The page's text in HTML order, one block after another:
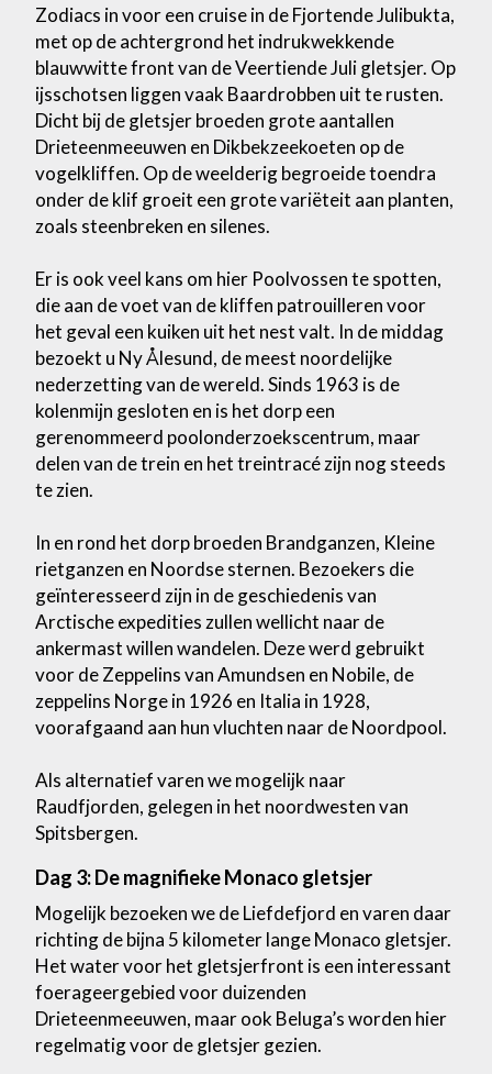
Zodiacs in voor een cruise in de Fjortende Julibukta,
met op de achtergrond het indrukwekkende
blauwwitte front van de Veertiende Juli gletsjer. Op
ijsschotsen liggen vaak Baardrobben uit te rusten.
Dicht bij de gletsjer broeden grote aantallen
Drieteenmeeuwen en Dikbekzeekoeten op de
vogelkliffen. Op de weelderig begroeide toendra
onder de klif groeit een grote variëteit aan planten,
zoals steenbreken en silenes.
Er is ook veel kans om hier Poolvossen te spotten,
die aan de voet van de kliffen patrouilleren voor
het geval een kuiken uit het nest valt. In de middag
bezoekt u Ny Ålesund, de meest noordelijke
nederzetting van de wereld. Sinds 1963 is de
kolenmijn gesloten en is het dorp een
gerenommeerd poolonderzoekscentrum, maar
delen van de trein en het treintracé zijn nog steeds
te zien.
In en rond het dorp broeden Brandganzen, Kleine
rietganzen en Noordse sternen. Bezoekers die
geïnteresseerd zijn in de geschiedenis van
Arctische expedities zullen wellicht naar de
ankermast willen wandelen. Deze werd gebruikt
voor de Zeppelins van Amundsen en Nobile, de
zeppelins Norge in 1926 en Italia in 1928,
voorafgaand aan hun vluchten naar de Noordpool.
Als alternatief varen we mogelijk naar
Raudfjorden, gelegen in het noordwesten van
Spitsbergen.
Dag 3: De magnifieke Monaco gletsjer
Mogelijk bezoeken we de Liefdefjord en varen daar
richting de bijna 5 kilometer lange Monaco gletsjer.
Het water voor het gletsjerfront is een interessant
foerageergebied voor duizenden
Drieteenmeeuwen, maar ook Beluga’s worden hier
regelmatig voor de gletsjer gezien.